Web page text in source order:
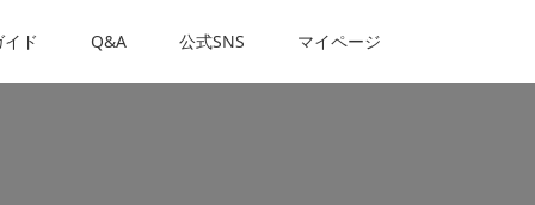
ド Q&A 公式SNS マイページ